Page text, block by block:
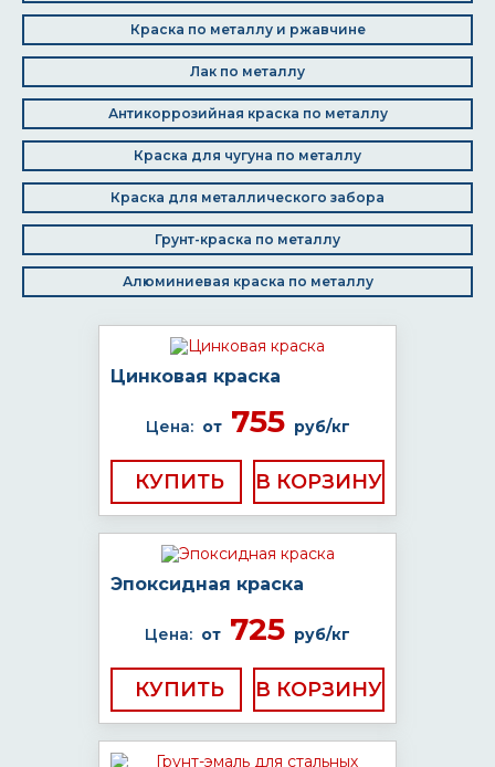
Краска по металлу и ржавчине
Лак по металлу
Антикоррозийная краска по металлу
Краска для чугуна по металлу
Краска для металлического забора
Грунт-краска по металлу
Алюминиевая краска по металлу
Цинковая краска
Цена: от755 руб/кг
КУПИТЬ
Эпоксидная краска
Цена: от 725 руб/кг
КУПИТЬ